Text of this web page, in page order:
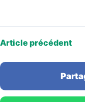
Article précédent